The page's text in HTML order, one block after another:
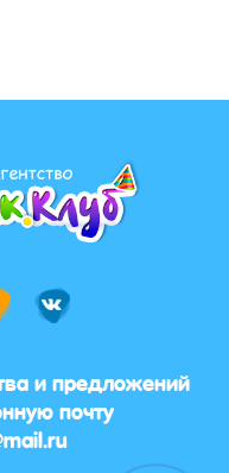
и предложений
почту